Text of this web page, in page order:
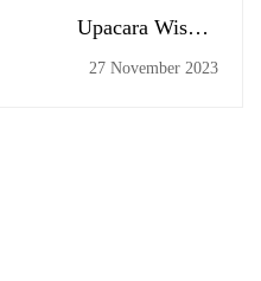
Upacara Wisuda
Sarjana ke-78 dan
27 November 2023